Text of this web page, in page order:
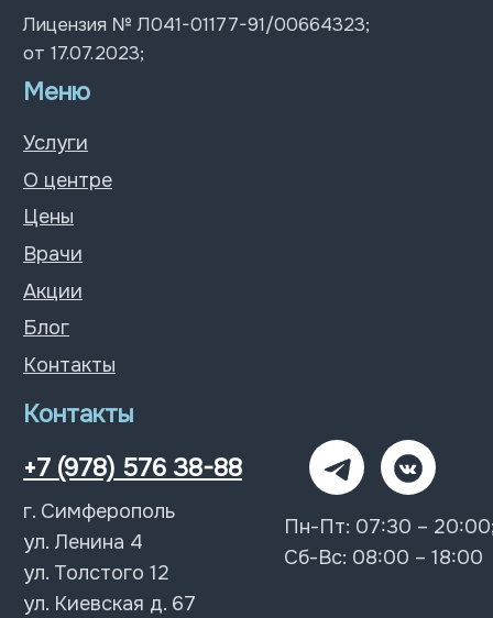
© 2026 Все права защищены
ул. Толстого 12
ул. Киевская д. 67
Сб-Вс: 08:00 – 18:00